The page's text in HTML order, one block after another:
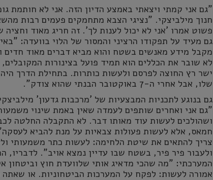
"גם אני קמתי ויצאתי באמצע הדיון הזה. אני לא חותמת
חנוך מילביצקי. "נציגי הצבא מתחמקים פעמים רבות
פשוט אמרו 'אני לא יכול לענות לך'. זה חריג מאוד וחציה
גם מעיד על תפקודו הרציני והמסור של הלוי בוועדה:
מקבל מידע מאנשים בשטח והוא מביא דברים מאוד חדים
לא שובר את הכללים הוא תמיד פועל בצינורות
ישר רץ החוצה לפרסם ולעשות כותרות. בתחילת הדרך
שלו, אבל אחרי ה-7 באוקטובר הבנתי שהוא צודק".
גם בנוגע לתכניות המבצעיות של 'מרכבות גדעון'
"גם אני ואחרים שותפים לעמדה שאין באמת שינוי
ושהולכים לעשות עוד מאותו דבר. לא התקבלה החלטה
חמאס, אלא לעשות פעולות צבאיות על מנת להביא
צריך להתאים את שיטת הלחימה: לעשות כתר משמעותי
ולעבור פיר פיר, בשטח שבו עדיין נמצא אויב".
המערכתי: "מה שהכי מדאיג אותי שלוועדת חוץ וביטחון
אמורה לעשות: לפקח על המערכות הביטחוניות. או